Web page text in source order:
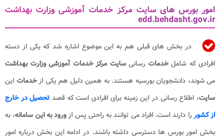
امور بورس های سایت مرکز خدمات آموزشی وزارت بهداشت
edd.behdasht.gov.ir
در بخش های قبلی هم به این موضوع اشاره شد که یکی از دسته
افرادی که شاملخدمات رسانیسایت مرکز خدمات آموزشی وزارت بهداشت
می شوند، دانشجویان بورسیه هستند. به همین دلیل هم یکی ازخدمات این
سایت، اطلاع رسانی در این زمینه برای افرادی است که قصد تحصیل در خارج
از کشوررا دارند است. افراد می توانند به راحتی پس ازورود به این سامانه، به
بخش امور بورس ها دسترسی داشته باشند. در ادامه این بخش درباره امور